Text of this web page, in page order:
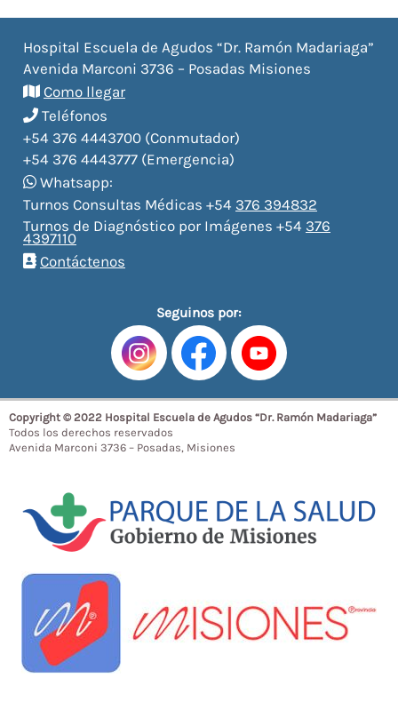
Hospital Escuela de Agudos “Dr. Ramón Madariaga”
Avenida Marconi 3736 – Posadas Misiones
Como llegar
Teléfonos
+54 376 4443700 (Conmutador)
+54 376 4443777 (Emergencia)
Whatsapp:
Turnos Consultas Médicas +54 376 394832
Turnos de Diagnóstico por Imágenes +54 376
4397110
Contáctenos
Seguinos por:
Copyright © 2022 Hospital Escuela de Agudos “Dr. Ramón Madariaga”
Todos los derechos reservados
Avenida Marconi 3736 – Posadas, Misiones